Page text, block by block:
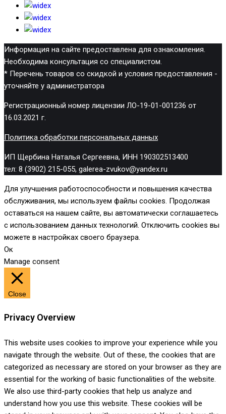
Информация на сайте предоставлена для ознакомления.
Необходима консультация со специалистом.
* Перечень товаров со скидкой и условия предоставления -
уточняйте у администратора
Регистрационный номер лицензии ЛО-19-01-001236 от
16.03.2021 г.
Политика обработки персональных данных
ИП Щербина Наталья Сергеевна, ИНН 190302513400
тел: 8 (3902) 215-055, galerea-zvukov@yandex.ru
Для улучшения работоспособности и повышения качества
обслуживания, мы используем файлы cookies. Продолжая
оставаться на нашем сайте, вы автоматически соглашаетесь
с использованием данных технологий. Отключить cookies вы
можете в настройках своего браузера.
Ок
Manage consent
Close
Privacy Overview
This website uses cookies to improve your experience while you
navigate through the website. Out of these, the cookies that are
categorized as necessary are stored on your browser as they are
essential for the working of basic functionalities of the website.
We also use third-party cookies that help us analyze and
understand how you use this website. These cookies will be